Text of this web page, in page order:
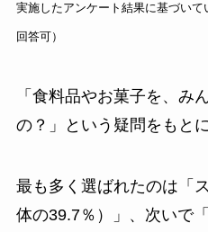
実施したアンケート結果に基づい
回答可）
「食料品やお菓子を、み
の？」という疑問をもと
最も多く選ばれたのは「
体の39.7％）」、次いで